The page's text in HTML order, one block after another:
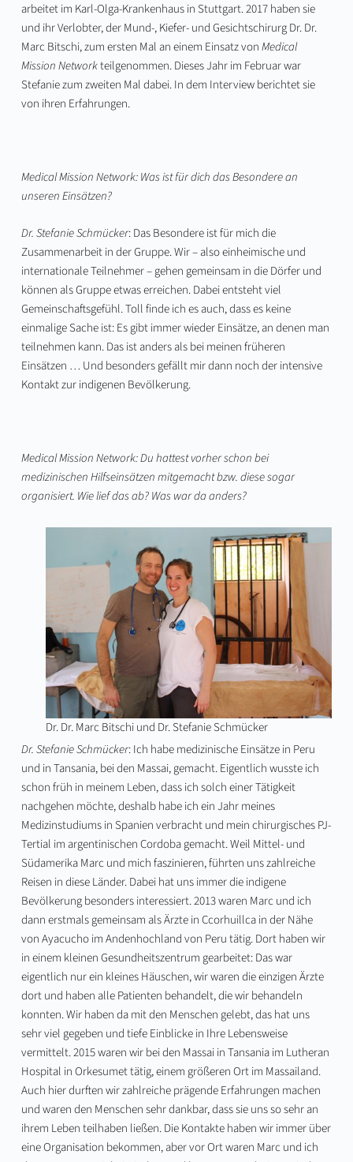
arbeitet im Karl-Olga-Krankenhaus in Stuttgart. 2017 haben sie
und ihr Verlobter, der Mund-, Kiefer- und Gesichtschirurg Dr. Dr.
Marc Bitschi, zum ersten Mal an einem Einsatz vonMedical
Mission Networkteilgenommen. Dieses Jahr im Februar war
Stefanie zum zweiten Mal dabei. In dem Interview berichtet sie
von ihren Erfahrungen.
Medical Mission Network: Was ist für dich das Besondere an
unseren Einsätzen?
Dr. Stefanie Schmücker: Das Besondere ist für mich die
Zusammenarbeit in der Gruppe. Wir – also einheimische und
internationale Teilnehmer – gehen gemeinsam in die Dörfer und
können als Gruppe etwas erreichen. Dabei entsteht viel
Gemeinschaftsgefühl. Toll finde ich es auch, dass es keine
einmalige Sache ist: Es gibt immer wieder Einsätze, an denen man
teilnehmen kann. Das ist anders als bei meinen früheren
Einsätzen … Und besonders gefällt mir dann noch der intensive
Kontakt zur indigenen Bevölkerung.
Medical Mission Network: Du hattest vorher schon bei
medizinischen Hilfseinsätzen mitgemacht bzw. diese sogar
organisiert. Wie lief das ab? Was war da anders?
Dr. Dr. Marc Bitschi und Dr. Stefanie Schmücker
Dr. Stefanie Schmücker: Ich habe medizinische Einsätze in Peru
und in Tansania, bei den Massai, gemacht. Eigentlich wusste ich
schon früh in meinem Leben, dass ich solch einer Tätigkeit
nachgehen möchte, deshalb habe ich ein Jahr meines
Medizinstudiums in Spanien verbracht und mein chirurgisches PJ-
Tertial im argentinischen Cordoba gemacht. Weil Mittel- und
Südamerika Marc und mich faszinieren, führten uns zahlreiche
Reisen in diese Länder. Dabei hat uns immer die indigene
Bevölkerung besonders interessiert. 2013 waren Marc und ich
dann erstmals gemeinsam als Ärzte in Ccorhuillca in der Nähe
von Ayacucho im Andenhochland von Peru tätig. Dort haben wir
in einem kleinen Gesundheitszentrum gearbeitet: Das war
eigentlich nur ein kleines Häuschen, wir waren die einzigen Ärzte
dort und haben alle Patienten behandelt, die wir behandeln
konnten. Wir haben da mit den Menschen gelebt, das hat uns
sehr viel gegeben und tiefe Einblicke in Ihre Lebensweise
vermittelt. 2015 waren wir bei den Massai in Tansania im Lutheran
Hospital in Orkesumet tätig, einem größeren Ort im Massailand.
Auch hier durften wir zahlreiche prägende Erfahrungen machen
und waren den Menschen sehr dankbar, dass sie uns so sehr an
ihrem Leben teilhaben ließen. Die Kontakte haben wir immer über
eine Organisation bekommen, aber vor Ort waren Marc und ich